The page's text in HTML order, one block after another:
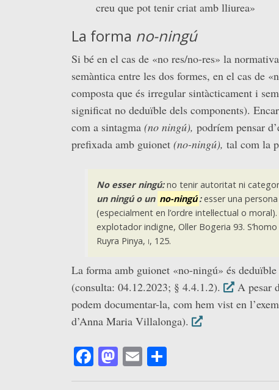
creu que pot tenir criat amb lliurea»
La forma no-ningú
Si bé en el cas de «no res/no-res» la
semàntica entre les dos formes, en el cas de
composta que és irregular sintàcticament i
significat no deduïble dels components).
com a sintagma (no ningú), podríem pensar
prefixada amb guionet (no-ningú), tal com la
No esser ningú:no tenir autoritat ni
un ningúo un no-ningú :esser una
(especialment en l’ordre intel·lectual o moral).
explotador indigne, Oller Bogeria 93.
Ruyra Pinya, i, 125.
La forma amb guionet «no-ningú» és
(consulta: 04.12.2023; § 4.4.1.2).
A pesar
podem documentar-la, com hem vist en
d’Anna Maria Villalonga).
Facebook
Mastodon
Email